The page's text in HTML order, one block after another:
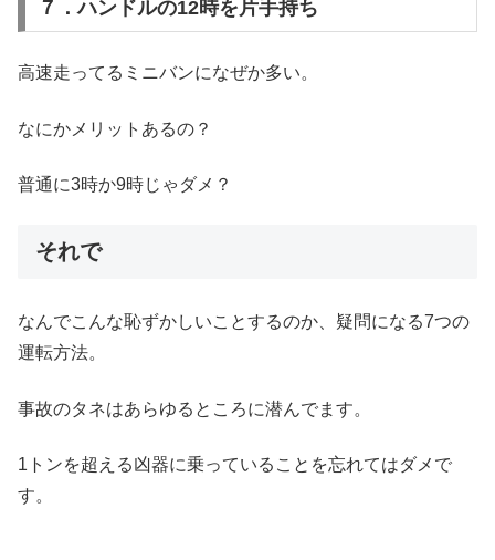
７．ハンドルの12時を片手持ち
高速走ってるミニバンになぜか多い。
なにかメリットあるの？
普通に3時か9時じゃダメ？
それで
なんでこんな恥ずかしいことするのか、疑問になる7つの
運転方法。
事故のタネはあらゆるところに潜んでます。
1トンを超える凶器に乗っていることを忘れてはダメで
す。